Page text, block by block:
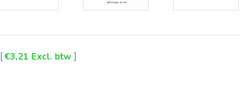
[€3,21 Excl. btw]